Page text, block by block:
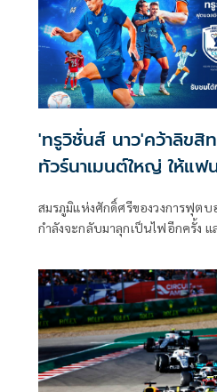
'ทรูวิชั่นส์ นาว'คว้าลิขสิ
ทัวร์นาเมนต์ใหญ่ ให้แฟ
สมรภูมิแห่งศักดิ์ศรีของวงการฟุตบ
กำลังจะกลับมาลุกเป็นไฟอีกครั้ง
NOW) คว้าสิทธิ์ถ่ายทอดสดการแ
อาเซียนอย่างเป็นทางการแต่เพียง
เปิดประสบการณ์การรับชมที่เหนื
เต็มอิ่มไปกับบรรยากาศการแข่ง